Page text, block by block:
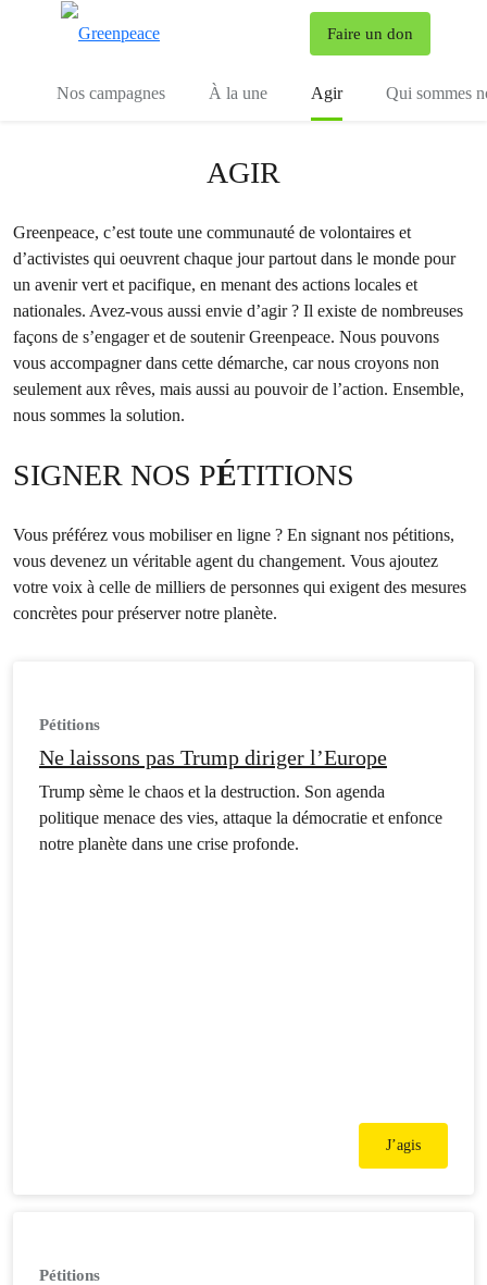
Faire un don
Nos campagnes À la une Agir Qui sommes
AGIR
Greenpeace, c’est toute une communauté de volontaires et
d’activistes qui oeuvrent chaque jour partout dans le monde pour
un avenir vert et pacifique, en menant des actions locales et
nationales. Avez-vous aussi envie d’agir ? Il existe de nombreuses
façons de s’engager et de soutenir Greenpeace. Nous pouvons
vous accompagner dans cette démarche, car nous croyons non
seulement aux rêves, mais aussi au pouvoir de l’action. Ensemble,
nous sommes la solution.
SIGNER NOS PÉTITIONS
Vous préférez vous mobiliser en ligne ? En signant nos pétitions,
vous devenez un véritable agent du changement. Vous ajoutez
votre voix à celle de milliers de personnes qui exigent des mesures
concrètes pour préserver notre planète.
Pétitions
Ne laissons pas Trump diriger l’Europe
Trump sème le chaos et la destruction. Son agenda
politique menace des vies, attaque la démocratie et enfonce
notre planète dans une crise profonde.
J’agis
Pétitions